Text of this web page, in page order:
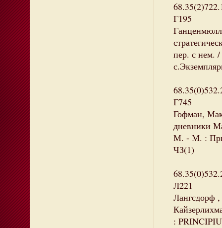
Г195
пер. с нем.
Г745
Гофман,
дневники
М. - М. :
ЧЗ(1)
Л221
Лангсдорф
: